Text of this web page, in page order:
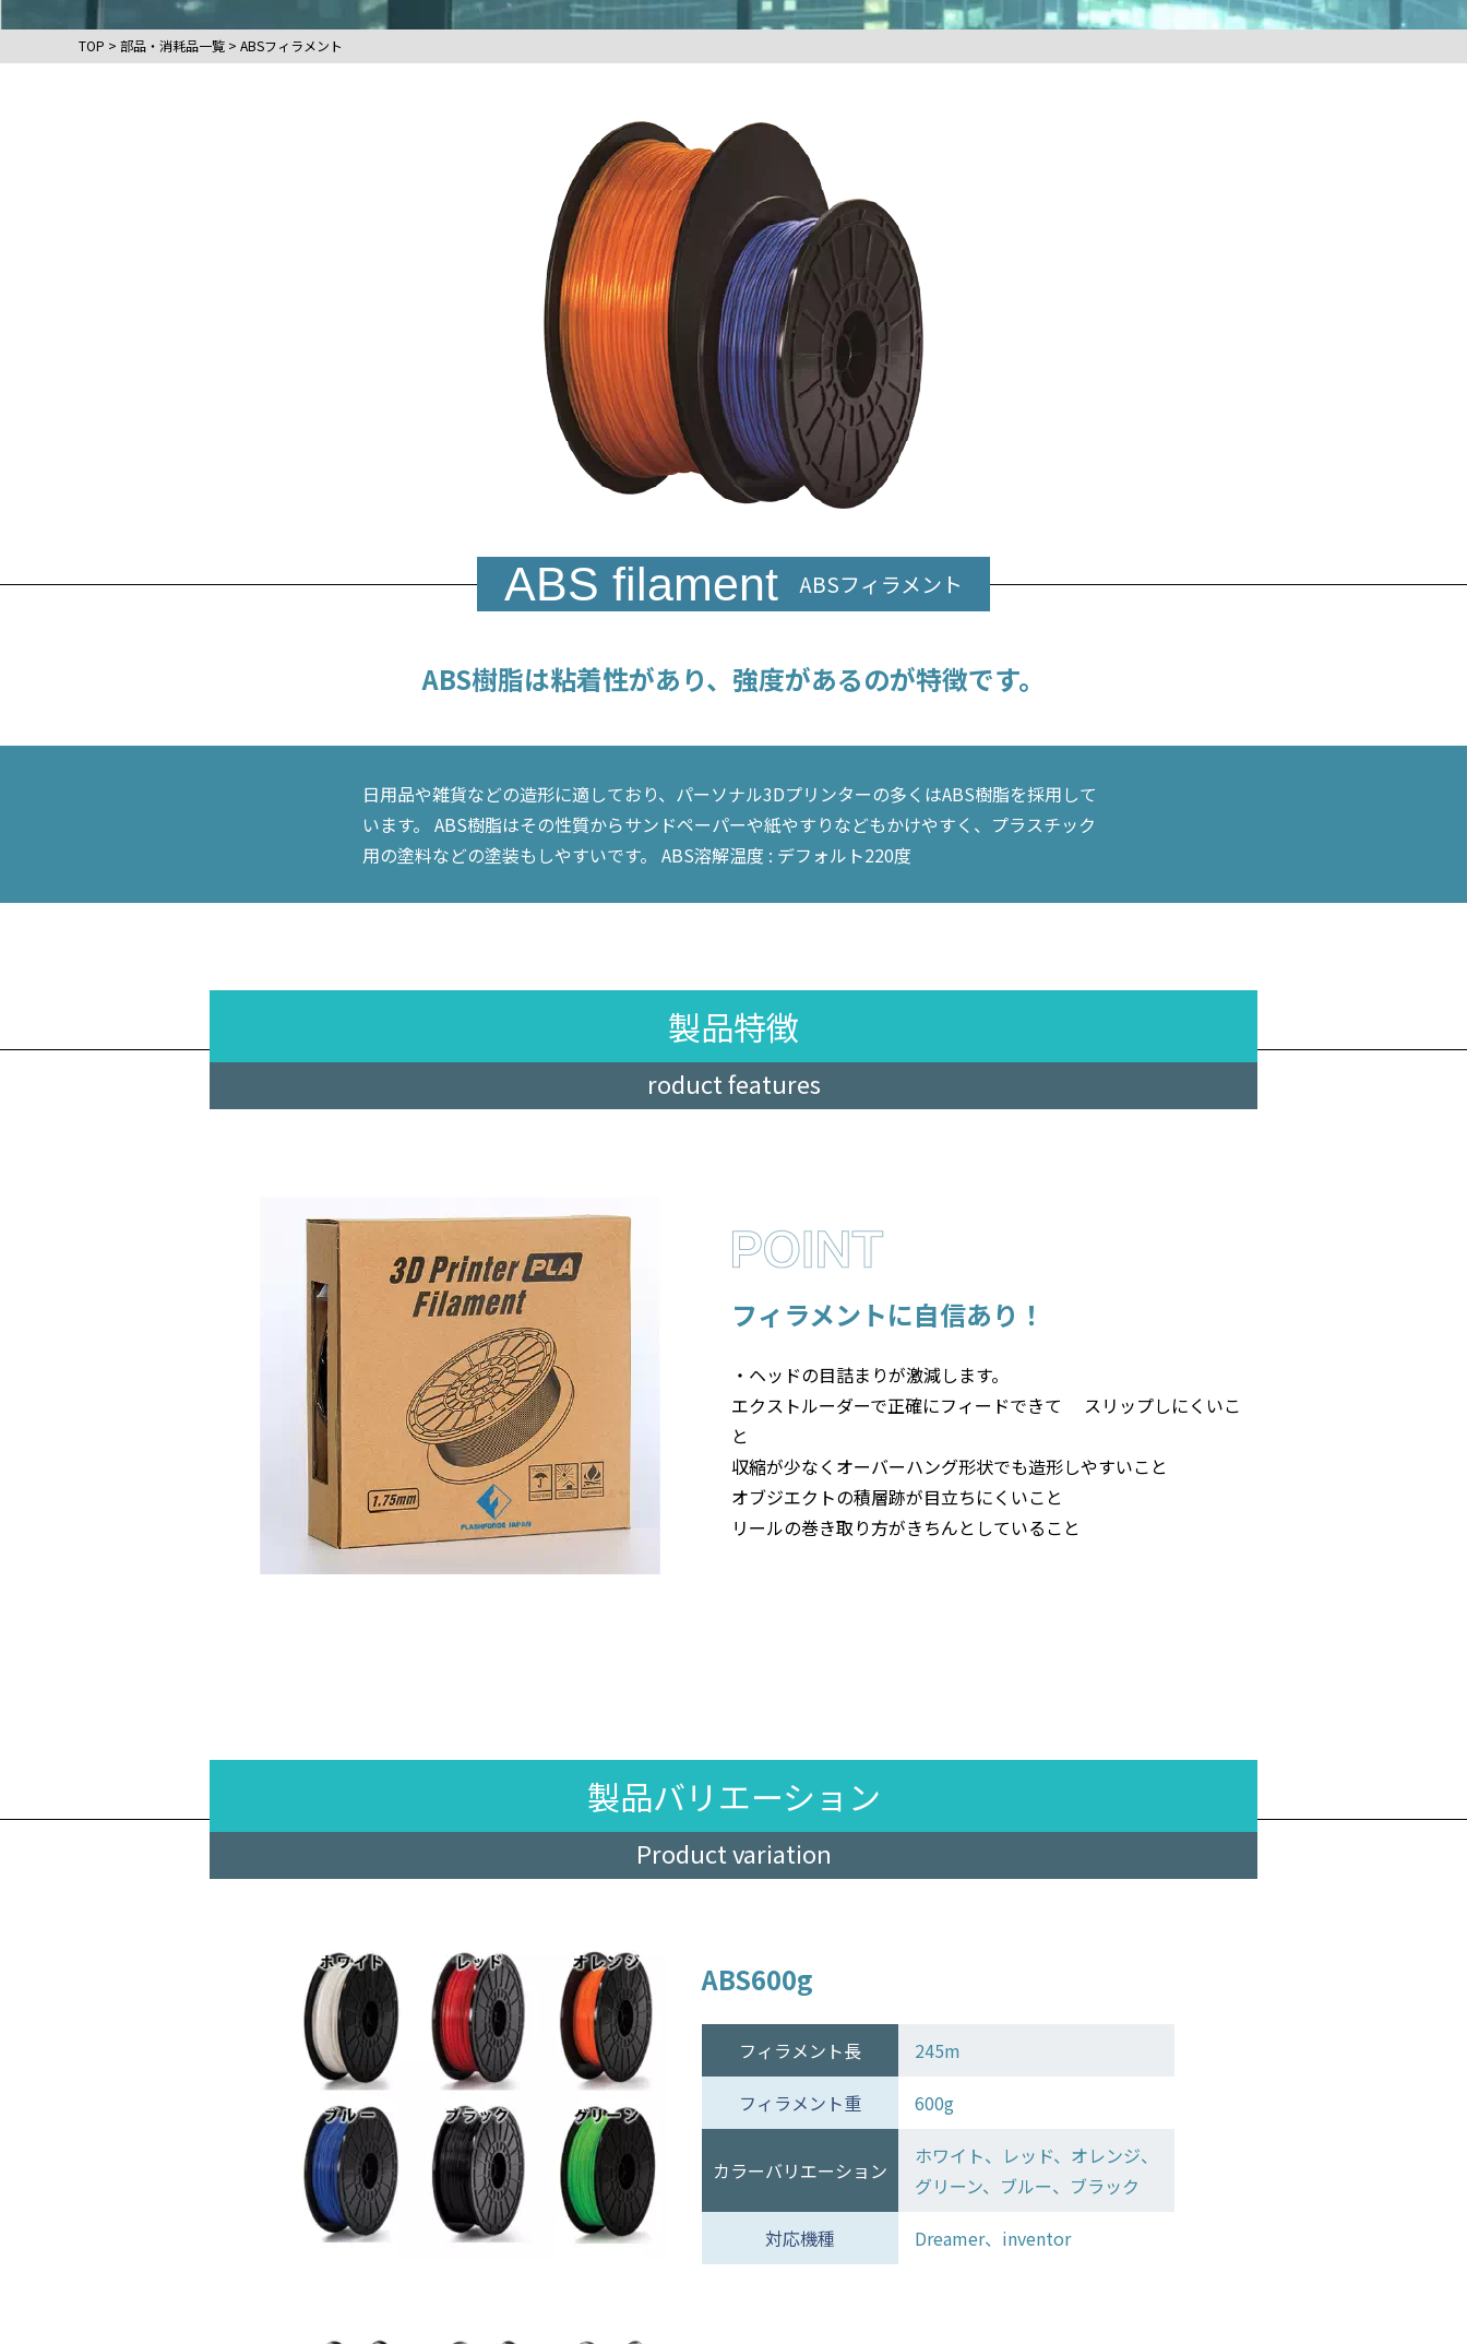
TOP > 部品・消耗品一覧 > ABSフィラメント
ABS filament ABSフィラメント
ABS樹脂は粘着性があり、強度があるのが特徴です。
日用品や雑貨などの造形に適しており、パーソナル3Dプリンターの多くはABS樹脂を採用して
います。 ABS樹脂はその性質からサンドペーパーや紙やすりなどもかけやすく、プラスチック
用の塗料などの塗装もしやすいです。 ABS溶解温度 : デフォルト220度
製品特徴
roduct features
フィラメントに自信あり！
・ヘッドの目詰まりが激減します。
エクストルーダーで正確にフィードできて スリップしにくいこ
と
収縮が少なくオーバーハング形状でも造形しやすいこと
オブジエクトの積層跡が目立ちにくいこと
リールの巻き取り方がきちんとしていること
製品バリエーション
Product variation
ABS600g
フィラメント長
245m
フィラメント重
600g
カラーバリエーション
ホワイト、レッド、オレンジ、
グリーン、ブルー、ブラック
対応機種
Dreamer、inventor